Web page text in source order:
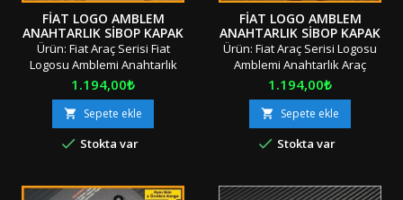
FIAT LOGO AMBLEM
ANAHTARLIK SIBOP KAPAK
SETI
Ürün: Fiat Araç Serisi Fiat
Logosu Amblemi Anahtarlık
Araç Sibop Kapak Seti Adet: 5
Parça Boyut: Standart
Materyal: OEM Ürün
Uyumluluk: Tüm Sınıf ve
SerilerD6 "Orjinal / Orijinal
&amp; Aynı Gün &amp; Hızlı
Fiyat
1.194,00₺
 Sepete ekle
 Stokta var
FIAT LOGO AMBLEM
ANAHTARLIK SIBOP KAPAK
SETI
Ürün: Fiat Araç Serisi Logosu
Amblemi Anahtarlık Araç
Sibop Kapak Seti Adet: 5
Parça Boyut: Standart
Materyal: OEM Ürün
Uyumluluk: Tüm Sınıf ve
SerilerD6"Orjinal / Orijinal
&amp; Aynı Gün &amp; Hızlı
Fiyat
1.194,00₺
 Sepete ekle
 Stokta var